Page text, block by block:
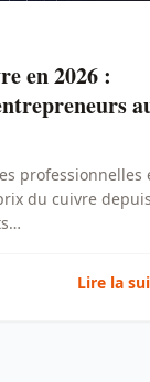
en 2026 :
professionnelles
du cuivre depuis
Lire la